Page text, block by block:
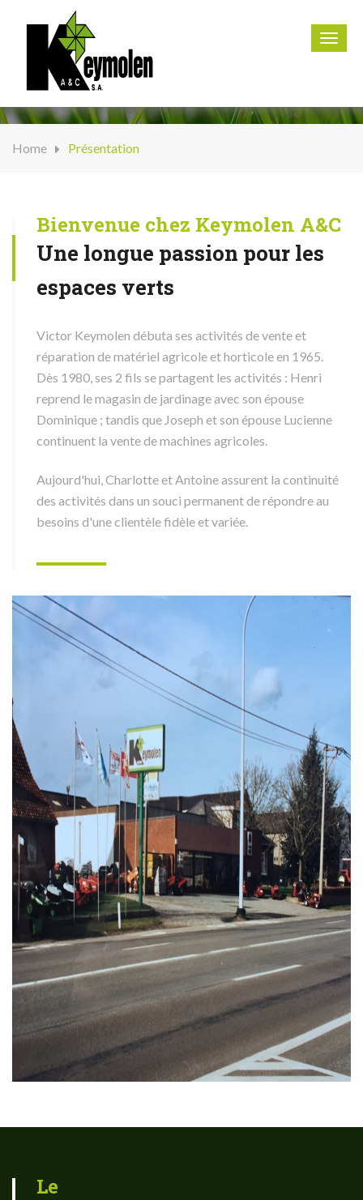
067 67 00 09
Home Présentation
Bienvenue chez Keymolen A&C
Une longue passion pour les
espaces verts
Victor Keymolen débuta ses activités de vente et
réparation de matériel agricole et horticole en 1965.
Dès 1980, ses 2 fils se partagent les activités : Henri
reprend le magasin de jardinage avec son épouse
Dominique ; tandis que Joseph et son épouse Lucienne
continuent la vente de machines agricoles.
Aujourd'hui, Charlotte et Antoine assurent la continuité
des activités dans un souci permanent de répondre au
besoins d'une clientèle fidèle et variée.
Le